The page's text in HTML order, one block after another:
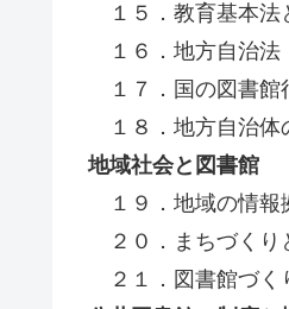
１５．教育基本法
１６．地方自治法
１７．国の図書館
１８．地方自治体
地域社会と図書館
１９．地域の情報
２０．まちづくり
２１．図書館づく